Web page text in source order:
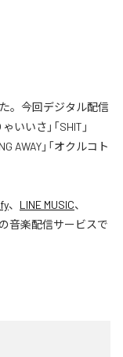
た。今回デジタル配信
いいさ」「SHIT」
AWAY」「オクルコト
、 LINE MUSIC、
音楽配信サービスで